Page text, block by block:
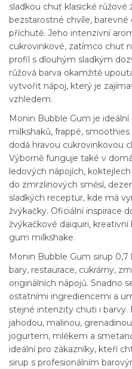
sladkou chuť klasické růžové
bezstarostné chvíle,
příchutě. Jeho intenzivní
cukrovinkové, zatímco chuť
profil s dlouhým sladkým
růžová barva okamžitě
vytvořit nápoj, který je
vzhledem.
Monin Bubble Gum je
milkshaků, frappé,
dodá hravou cukrovinkovou
Výborně funguje také v
ledových nápojích,
do zmrzlinových směsí,
sladkých receptur, kde má
žvýkačky. Oficiální inspirace
žvýkačkové daiquiri,
gum milkshake.
Monin Bubble Gum sirup 0,7
bary, restaurace, cukrárny,
originálních nápojů. Snadno
ostatními ingrediencemi a
stejné intenzity chuti i barvy.
jahodou, malinou,
jogurtem, mlékem a
ideální pro zákazníky, kteří
sirup s profesionálním